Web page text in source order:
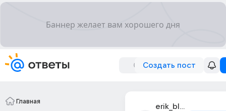
Создать пост
Главная
erik_bleid